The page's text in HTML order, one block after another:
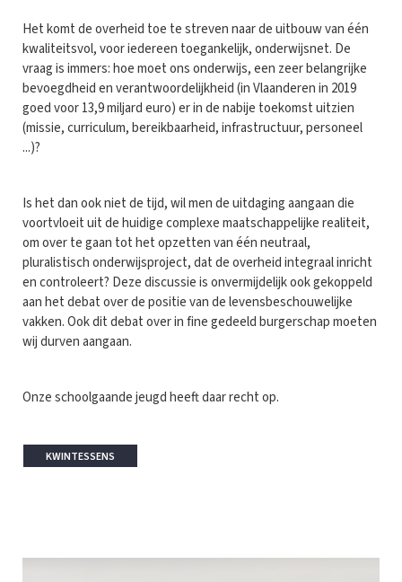
Het komt de overheid toe te streven naar de uitbouw van één
kwaliteitsvol, voor iedereen toegankelijk, onderwijsnet. De
vraag is immers: hoe moet ons onderwijs, een zeer belangrijke
bevoegdheid en verantwoordelijkheid (in Vlaanderen in 2019
goed voor 13,9 miljard euro) er in de nabije toekomst uitzien
(missie, curriculum, bereikbaarheid, infrastructuur, personeel
...)?
Is het dan ook niet de tijd, wil men de uitdaging aangaan die
voortvloeit uit de huidige complexe maatschappelijke realiteit,
om over te gaan tot het opzetten van één neutraal,
pluralistisch onderwijsproject, dat de overheid integraal inricht
en controleert? Deze discussie is onvermijdelijk ook gekoppeld
aan het debat over de positie van de levensbeschouwelijke
vakken. Ook dit debat over in fine gedeeld burgerschap moeten
wij durven aangaan.
Onze schoolgaande jeugd heeft daar recht op.
KWINTESSENS